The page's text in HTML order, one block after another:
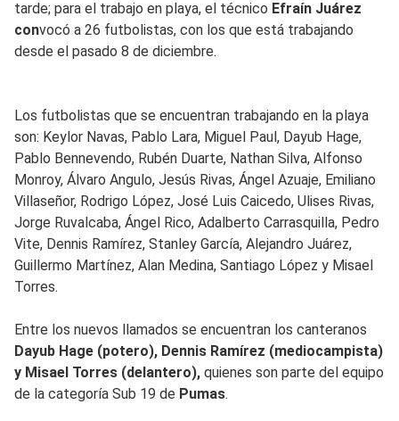
tarde; para el trabajo en playa, el técnico Efraín Juárez
convocó a 26 futbolistas, con los que está trabajando
desde el pasado 8 de diciembre.
Los futbolistas que se encuentran trabajando en la playa
son: Keylor Navas, Pablo Lara, Miguel Paul, Dayub Hage,
Pablo Bennevendo, Rubén Duarte, Nathan Silva, Alfonso
Monroy, Álvaro Angulo, Jesús Rivas, Ángel Azuaje, Emiliano
Villaseñor, Rodrigo López, José Luis Caicedo, Ulises Rivas,
Jorge Ruvalcaba, Ángel Rico, Adalberto Carrasquilla, Pedro
Vite, Dennis Ramírez, Stanley García, Alejandro Juárez,
Guillermo Martínez, Alan Medina, Santiago López y Misael
Torres.
Entre los nuevos llamados se encuentran los canteranos
Dayub Hage (potero), Dennis Ramírez (mediocampista)
y Misael Torres (delantero), quienes son parte del equipo
de la categoría Sub 19 de Pumas.